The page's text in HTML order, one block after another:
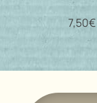
7,50€